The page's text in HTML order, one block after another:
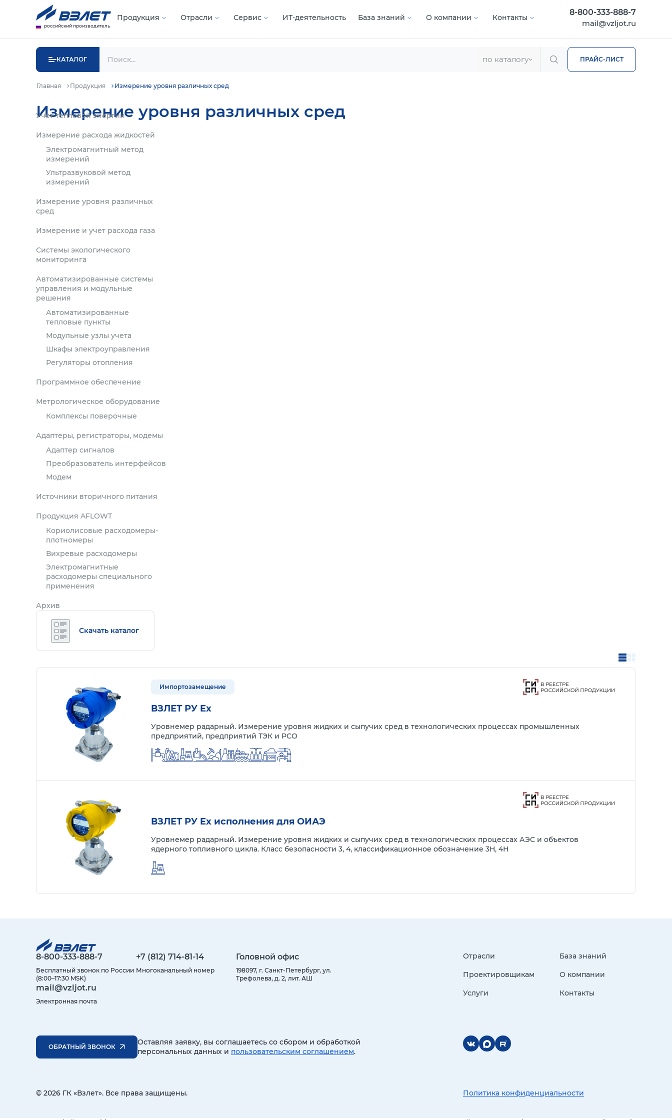
российский производитель
Продукция Отрасли Сервис ИТ-деятельность База знаний О компании Контакты
8-800-333-888-7
mail@vzljot.ru
КАТАЛОГ по каталогу ПРАЙС-ЛИСТ
Главная Продукция Измерение уровня различных сред
Измерение уровня различных сред
Учет тепловой энергии
Измерение расхода жидкостей
Электромагнитный метод
измерений
Ультразвуковой метод
измерений
Измерение уровня различных
сред
Измерение и учет расхода газа
Системы экологического
мониторинга
Автоматизированные системы
управления и модульные
решения
Автоматизированные
тепловые пункты
Модульные узлы учета
Шкафы электроуправления
Регуляторы отопления
Программное обеспечение
Метрологическое оборудование
Комплексы поверочные
Адаптеры, регистраторы, модемы
Адаптер сигналов
Преобразователь интерфейсов
Модем
Источники вторичного питания
Продукция AFLOWT
Кориолисовые расходомеры-
плотномеры
Вихревые расходомеры
Электромагнитные
расходомеры специального
применения
Архив
Скачать каталог
Импортозамещение
ВЗЛЕТ РУ Ex
Уровнемер радарный. Измерение уровня жидких и сыпучих сред в технологических процессах промышленных
предприятий, предприятий ТЭК и РСО
ВЗЛЕТ РУ Ex исполнения для ОИАЭ
Уровнемер радарный. Измерение уровня жидких и сыпучих сред в технологических процессах АЭС и объектов
ядерного топливного цикла. Класс безопасности 3, 4, классификационное обозначение 3Н, 4Н
8-800-333-888-7
Бесплатный звонок по России
(8:00–17:30 MSK)
+7 (812) 714-81-14
Многоканальный номер
Головной офис
198097, г. Санкт-Петербург, ул.
Трефолева, д. 2, лит. АШ
mail@vzljot.ru
Электронная почта
Отрасли
Проектировщикам
Услуги
База знаний
О компании
Контакты
ОБРАТНЫЙ ЗВОНОК
Оставляя заявку, вы соглашаетесь со сбором и обработкой
персональных данных и пользовательским соглашением.
© 2026 ГК «Взлет». Все права защищены. Политика конфиденциальности